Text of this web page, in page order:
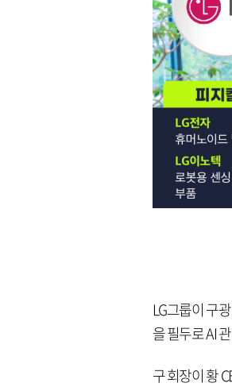
LG그룹이 구
을 필두로 AI
구 회장이 황